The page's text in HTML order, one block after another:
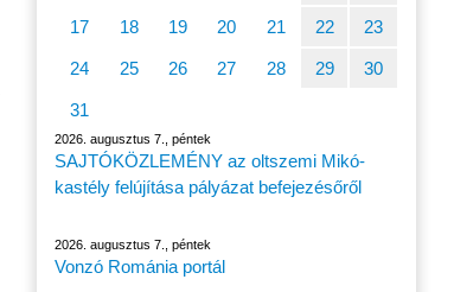
17 18 19 20 21 22 23
24 25 26 27 28 29 30
31
2026. augusztus 7., péntek
SAJTÓKÖZLEMÉNY az oltszemi Mikó-
kastély felújítása pályázat befejezésőről
2026. augusztus 7., péntek
Vonzó Románia portál